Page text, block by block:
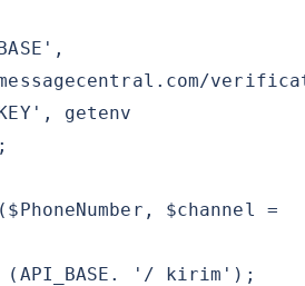
getenv
$channel =
'/ kirim');